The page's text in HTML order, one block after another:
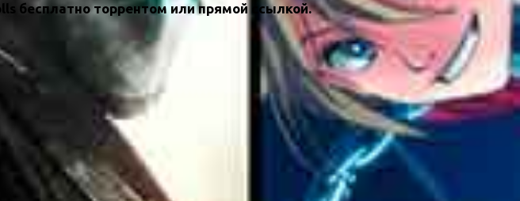
бесплатно торрентом или прямой ссылкой.